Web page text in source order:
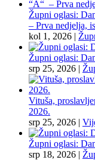
Župni oglasi:
– Prva nedjelja,
kol 1, 2026 |
Župni oglasi:
srp 25, 2026 |
Vituša,
2026.
srp 25, 2026 |
Župni oglasi:
srp 18, 2026 |